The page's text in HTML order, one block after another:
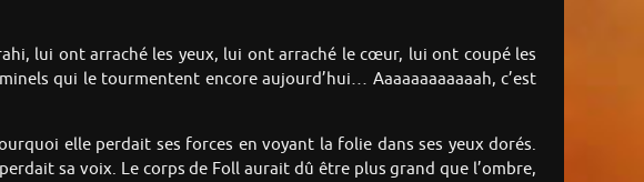
lui ont arraché les yeux, lui ont arraché le cœur, lui ont coupé les
qui le tourmentent encore aujourd’hui… Aaaaaaaaaaaah, c’est
elle perdait ses forces en voyant la folie dans ses yeux dorés.
sa voix. Le corps de Foll aurait dû être plus grand que l’ombre,